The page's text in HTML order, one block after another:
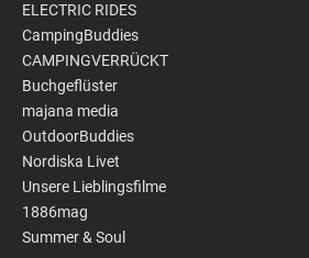
ELECTRIC RIDES
CampingBuddies
CAMPINGVERRÜCKT
Buchgeflüster
majana media
OutdoorBuddies
Nordiska Livet
Unsere Lieblingsfilme
1886mag
Summer & Soul